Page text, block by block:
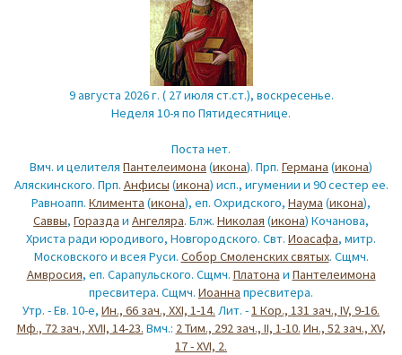
9 августа 2026 г. ( 27 июля ст.ст.), воскресенье.
Неделя 10-я по Пятидесятнице.
Поста нет.
Вмч. и целителя Пантелеимона (икона). Прп. Германа (икона)
Аляскинского. Прп. Анфисы (икона) исп., игумении и 90 сестер ее.
Равноапп. Климента (икона), еп. Охридского, Наума (икона),
Саввы, Горазда и Ангеляра. Блж. Николая (икона) Кочанова,
Христа ради юродивого, Новгородского. Свт. Иоасафа, митр.
Московского и всея Руси. Собор Смоленских святых. Сщмч.
Амвросия, еп. Сарапульского. Сщмч. Платона и Пантелеимона
пресвитера. Сщмч. Иоанна пресвитера.
Утр. - Ев. 10-е, Ин., 66 зач., XXI, 1-14. Лит. -1 Кор., 131 зач., IV, 9-16.
Мф., 72 зач., XVII, 14-23. Вмч.: 2 Тим., 292 зач., II, 1-10. Ин., 52 зач., XV,
17 - XVI, 2.